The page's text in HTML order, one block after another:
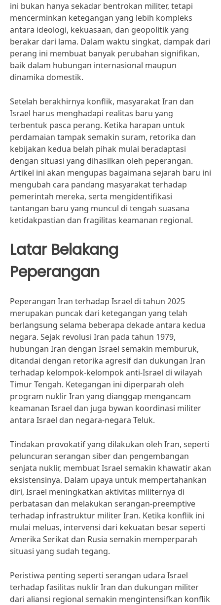
ini bukan hanya sekadar bentrokan militer, tetapi
mencerminkan ketegangan yang lebih kompleks
antara ideologi, kekuasaan, dan geopolitik yang
berakar dari lama. Dalam waktu singkat, dampak dari
perang ini membuat banyak perubahan signifikan,
baik dalam hubungan internasional maupun
dinamika domestik.
Setelah berakhirnya konflik, masyarakat Iran dan
Israel harus menghadapi realitas baru yang
terbentuk pasca perang. Ketika harapan untuk
perdamaian tampak semakin suram, retorika dan
kebijakan kedua belah pihak mulai beradaptasi
dengan situasi yang dihasilkan oleh peperangan.
Artikel ini akan mengupas bagaimana sejarah baru ini
mengubah cara pandang masyarakat terhadap
pemerintah mereka, serta mengidentifikasi
tantangan baru yang muncul di tengah suasana
ketidakpastian dan fragilitas keamanan regional.
Latar Belakang
Peperangan
Peperangan Iran terhadap Israel di tahun 2025
merupakan puncak dari ketegangan yang telah
berlangsung selama beberapa dekade antara kedua
negara. Sejak revolusi Iran pada tahun 1979,
hubungan Iran dengan Israel semakin memburuk,
ditandai dengan retorika agresif dan dukungan Iran
terhadap kelompok-kelompok anti-Israel di wilayah
Timur Tengah. Ketegangan ini diperparah oleh
program nuklir Iran yang dianggap mengancam
keamanan Israel dan juga bywan koordinasi militer
antara Israel dan negara-negara Teluk.
Tindakan provokatif yang dilakukan oleh Iran, seperti
peluncuran serangan siber dan pengembangan
senjata nuklir, membuat Israel semakin khawatir akan
eksistensinya. Dalam upaya untuk mempertahankan
diri, Israel meningkatkan aktivitas militernya di
perbatasan dan melakukan serangan-preemptive
terhadap infrastruktur militer Iran. Ketika konflik ini
mulai meluas, intervensi dari kekuatan besar seperti
Amerika Serikat dan Rusia semakin memperparah
situasi yang sudah tegang.
Peristiwa penting seperti serangan udara Israel
terhadap fasilitas nuklir Iran dan dukungan militer
dari aliansi regional semakin mengintensifkan konflik